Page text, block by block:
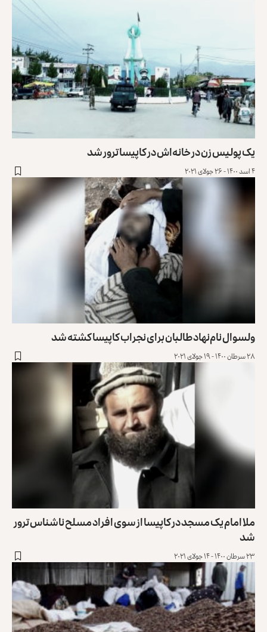
یک پولیس زن در خانه‌اش در کاپیسا ترور شد
۴ اسد ۱۴۰۰ - ۲۶ جولای ۲۰۲۱
ولسوال نام‌نهاد طالبان برای نجراب کاپیسا کشته شد
۲۸ سرطان ۱۴۰۰ - ۱۹ جولای ۲۰۲۱
ملا امام یک مسجد در کاپیسا از سوی افراد مسلح ناشناس ترور
شد
۲۳ سرطان ۱۴۰۰ - ۱۴ جولای ۲۰۲۱